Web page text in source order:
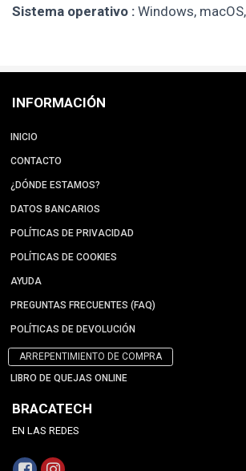
Sistema operativo : Windows,
INFORMACIÓN
INICIO
CONTACTO
¿DÓNDE ESTAMOS?
DATOS BANCARIOS
POLÍTICAS DE PRIVACIDAD
POLÍTICAS DE COOKIES
AYUDA
PREGUNTAS FRECUENTES (FAQ)
POLÍTICAS DE DEVOLUCIÓN
ARREPENTIMIENTO DE COMPRA
LIBRO DE QUEJAS ONLINE
BRACATECH
EN LAS REDES